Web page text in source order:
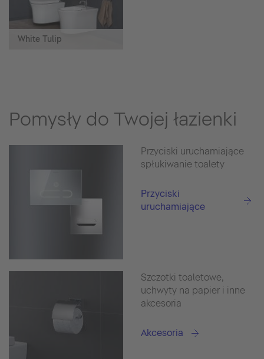
White Tulip
Pomysły do Twojej łazienki
Przyciski uruchamiające
spłukiwanie toalety
Przyciski
uruchamiające
Szczotki toaletowe,
uchwyty na papier i inne
akcesoria
Akcesoria